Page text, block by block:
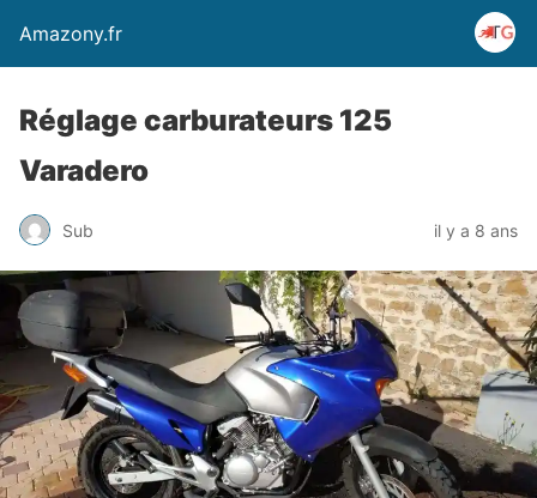
Amazony.fr
Réglage carburateurs 125
Varadero
Sub il y a 8 ans